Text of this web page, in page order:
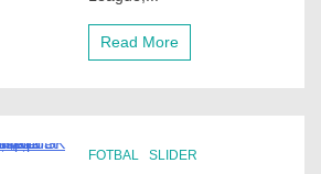
Read More
FOTBAL SLIDER